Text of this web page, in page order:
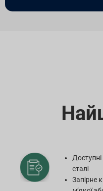
сталі
Запірне